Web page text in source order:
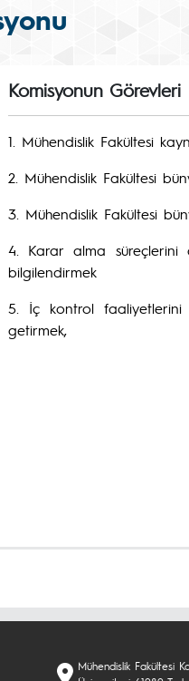
Komisyonun Görevleri
1. Mühendislik Fakültesi
2. Mühendislik Fakültesi
3. Mühendislik Fakültesi
4. Karar alma süreçlerini
bilgilendirmek
5. İç kontrol faaliyetlerini
getirmek,
Mühendislik Fakültesi